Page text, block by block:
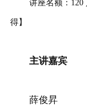
讲座名额：120
得】
主讲嘉宾
薛俊昇